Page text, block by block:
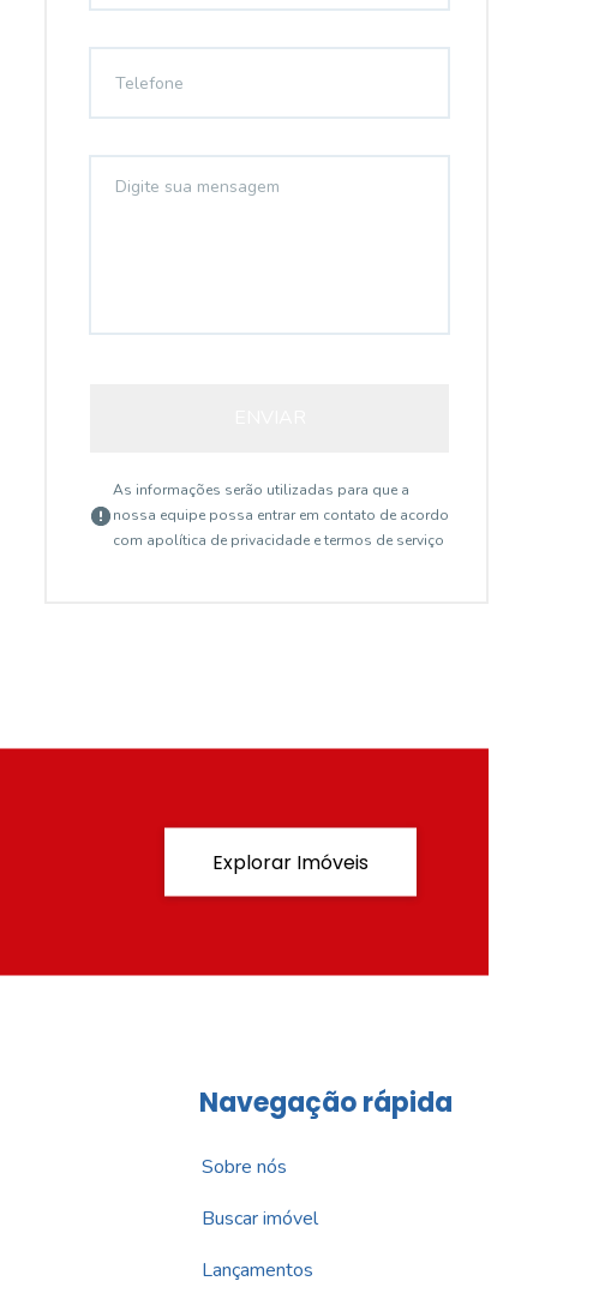
As informações serão utilizadas para que a
nossa equipe possa entrar em contato de acordo
com apolítica de privacidade e termos de serviço
Explorar Imóveis
Navegação rápida
Sobre nós
Buscar imóvel
Lançamentos